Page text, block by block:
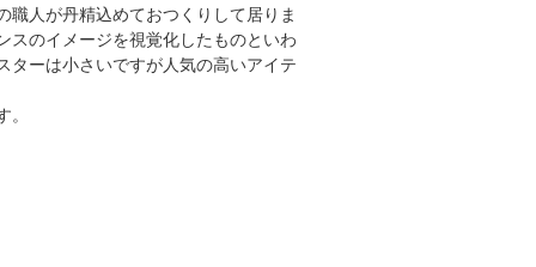
人が丹精込めておつくりして居りま
スのイメージを視覚化したものといわ
ターは小さいですが人気の高いアイテ